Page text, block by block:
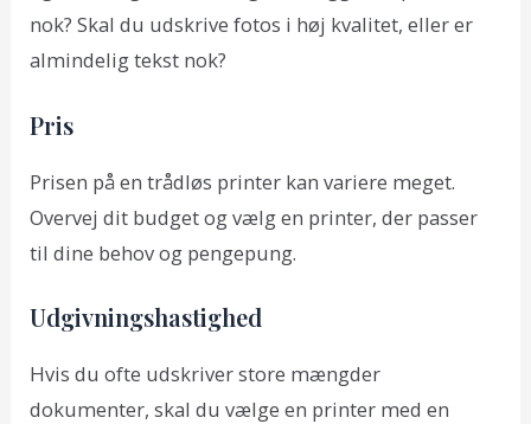
nok? Skal du udskrive fotos i høj kvalitet, eller er
almindelig tekst nok?
Pris
Prisen på en trådløs printer kan variere meget.
Overvej dit budget og vælg en printer, der passer
til dine behov og pengepung.
Udgivningshastighed
Hvis du ofte udskriver store mængder
dokumenter, skal du vælge en printer med en